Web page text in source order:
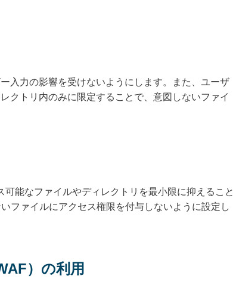
入力の影響を受けないようにします。また、ユーザ
クトリ内のみに限定することで、意図しないファイ
能なファイルやディレクトリを最小限に抑えること
ファイルにアクセス権限を付与しないように設定し
）の利用